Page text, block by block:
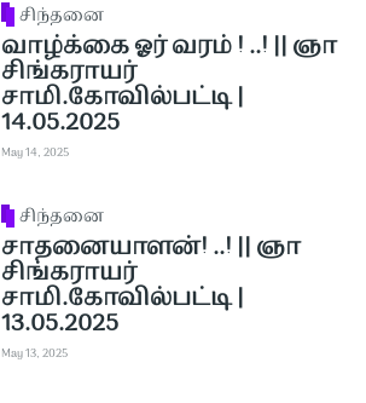
சிந்தனை
வாழ்க்கை ஓர் வரம் ! ..! || ஞா
சிங்கராயர்
சாமி.கோவில்பட்டி |
14.05.2025
May 14, 2025
சிந்தனை
சாதனையாளன்! ..! || ஞா
சிங்கராயர்
சாமி.கோவில்பட்டி |
13.05.2025
May 13, 2025